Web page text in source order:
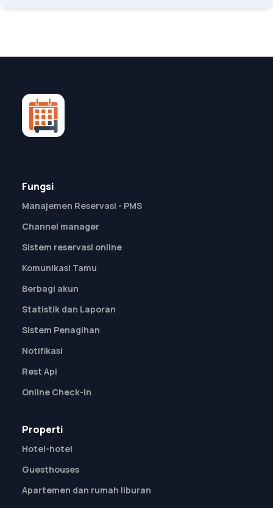
Fungsi
Manajemen Reservasi - PMS
Channel manager
Sistem reservasi online
Komunikasi Tamu
Berbagi akun
Statistik dan Laporan
Sistem Penagihan
Notifikasi
Rest Api
Online Check-in
Properti
Hotel-hotel
Guesthouses
Apartemen dan rumah liburan